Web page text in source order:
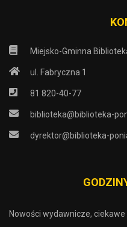
Miejsko-Gminna
ul. Fabryczna 1
81 820-40-77
biblioteka@biblioteka-
dyrektor@biblioteka-
Nowości wydawnicze,